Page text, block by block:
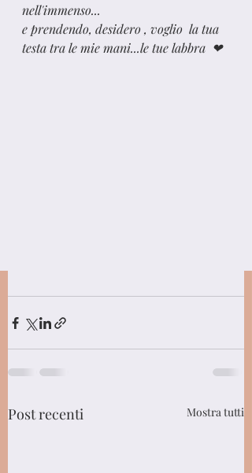
nell'immenso...
e prendendo, desidero , voglio  la tua
testa tra le mie mani...le tue labbra  ❤
Post recenti Mostra tutti